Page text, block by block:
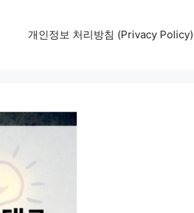
개인정보 처리방침 (Privacy Policy)